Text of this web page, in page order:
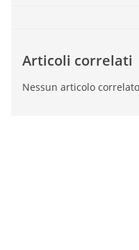
Articoli correlati
Nessun articolo